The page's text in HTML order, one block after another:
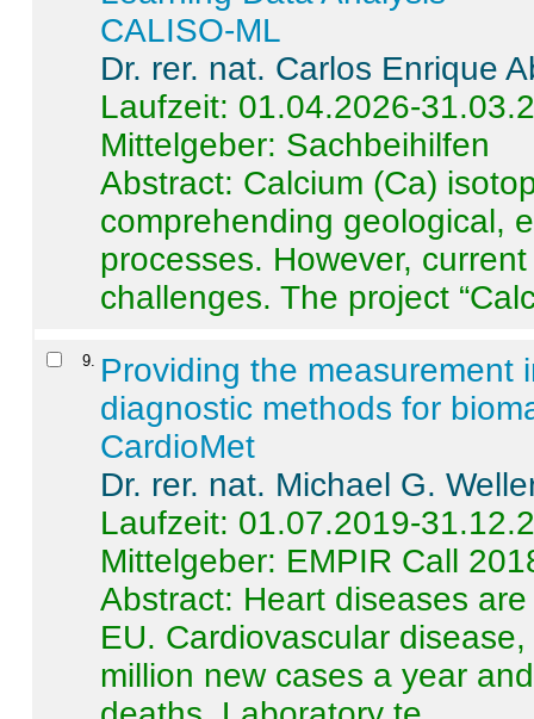
CALISO-ML
Dr. rer. nat. Carlos Enrique
Laufzeit: 01.04.2026-
Mittelgeber: Sachbeihilfen
Abstract: Calcium (Ca)
comprehending geological,
processes. However,
challenges. The project
9
Providing the measurement
diagnostic methods for
CardioMet
Dr. rer. nat. Michael G.
Laufzeit: 01.07.2019-
Mittelgeber: EMPIR Call
Abstract: Heart diseases
EU. Cardiovascular
million new cases a year